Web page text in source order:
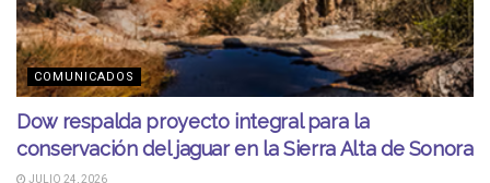
COMUNICADOS
Dow respalda proyecto integral para la
conservación del jaguar en la Sierra Alta de Sonora
JULIO 24, 2026